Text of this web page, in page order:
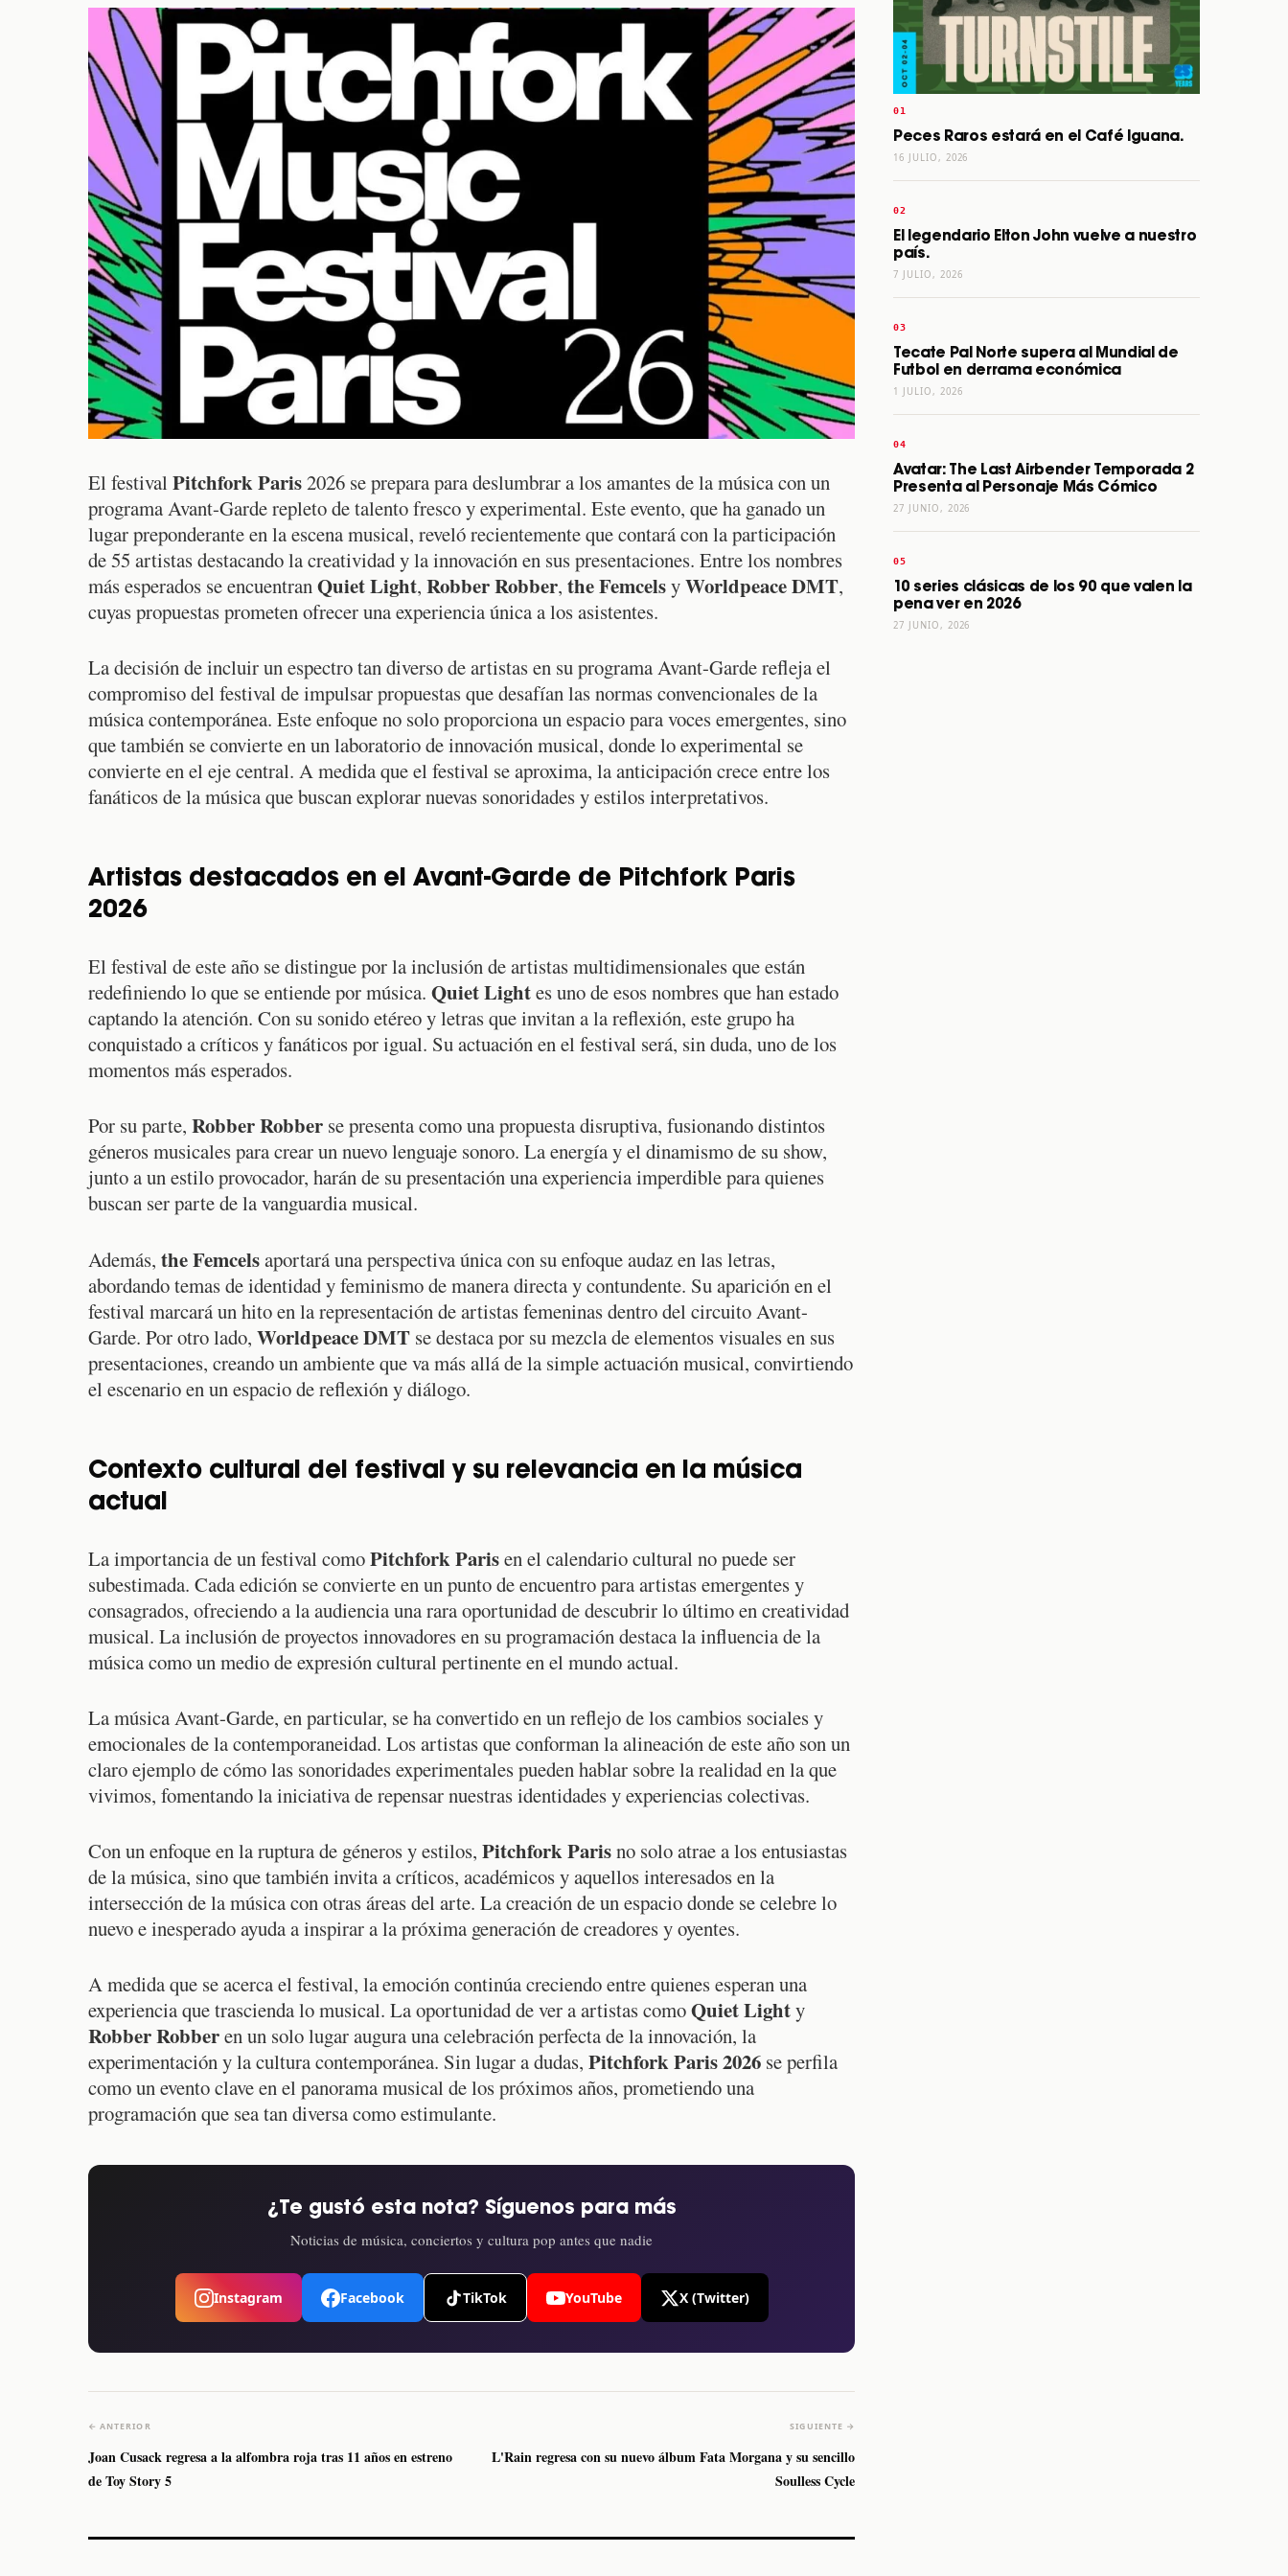
El festival Pitchfork Paris2026 se prepara para deslumbrar a los amantes de la música con un
programa Avant-Garde repleto de talento fresco y experimental. Este evento, que ha ganado un
lugar preponderante en la escena musical, reveló recientemente que contará con la participación
de 55 artistas destacando la creatividad y la innovación en sus presentaciones. Entre los nombres
más esperados se encuentranQuiet Light, Robber Robber, the FemcelsyWorldpeace DMT,
cuyas propuestas prometen ofrecer una experiencia única a los asistentes.
La decisión de incluir un espectro tan diverso de artistas en su programa Avant-Garde refleja el
compromiso del festival de impulsar propuestas que desafían las normas convencionales de la
música contemporánea. Este enfoque no solo proporciona un espacio para voces emergentes, sino
que también se convierte en un laboratorio de innovación musical, donde lo experimental se
convierte en el eje central. A medida que el festival se aproxima, la anticipación crece entre los
fanáticos de la música que buscan explorar nuevas sonoridades y estilos interpretativos.
Artistas destacados en el Avant-Garde de Pitchfork Paris
2026
El festival de este año se distingue por la inclusión de artistas multidimensionales que están
redefiniendo lo que se entiende por música. Quiet Lightes uno de esos nombres que han estado
captando la atención. Con su sonido etéreo y letras que invitan a la reflexión, este grupo ha
conquistado a críticos y fanáticos por igual. Su actuación en el festival será, sin duda, uno de los
momentos más esperados.
Por su parte, Robber Robber se presenta como una propuesta disruptiva, fusionando distintos
géneros musicales para crear un nuevo lenguaje sonoro. La energía y el dinamismo de su show,
junto a un estilo provocador, harán de su presentación una experiencia imperdible para quienes
buscan ser parte de la vanguardia musical.
Además, the Femcelsaportará una perspectiva única con su enfoque audaz en las letras,
abordando temas de identidad y feminismo de manera directa y contundente. Su aparición en el
festival marcará un hito en la representación de artistas femeninas dentro del circuito Avant-
Garde. Por otro lado, Worldpeace DMT se destaca por su mezcla de elementos visuales en sus
presentaciones, creando un ambiente que va más allá de la simple actuación musical, convirtiendo
el escenario en un espacio de reflexión y diálogo.
Contexto cultural del festival y su relevancia en la música
actual
La importancia de un festival comoPitchfork Parisen el calendario cultural no puede ser
subestimada. Cada edición se convierte en un punto de encuentro para artistas emergentes y
consagrados, ofreciendo a la audiencia una rara oportunidad de descubrir lo último en creatividad
musical. La inclusión de proyectos innovadores en su programación destaca la influencia de la
música como un medio de expresión cultural pertinente en el mundo actual.
La música Avant-Garde, en particular, se ha convertido en un reflejo de los cambios sociales y
emocionales de la contemporaneidad. Los artistas que conforman la alineación de este año son un
claro ejemplo de cómo las sonoridades experimentales pueden hablar sobre la realidad en la que
vivimos, fomentando la iniciativa de repensar nuestras identidades y experiencias colectivas.
Con un enfoque en la ruptura de géneros y estilos, Pitchfork Parisno solo atrae a los entusiastas
de la música, sino que también invita a críticos, académicos y aquellos interesados en la
intersección de la música con otras áreas del arte. La creación de un espacio donde se celebre lo
nuevo e inesperado ayuda a inspirar a la próxima generación de creadores y oyentes.
A medida que se acerca el festival, la emoción continúa creciendo entre quienes esperan una
experiencia que trascienda lo musical. La oportunidad de ver a artistas comoQuiet Lighty
Robber Robberen un solo lugar augura una celebración perfecta de la innovación, la
experimentación y la cultura contemporánea. Sin lugar a dudas, Pitchfork Paris 2026 se perfila
como un evento clave en el panorama musical de los próximos años, prometiendo una
programación que sea tan diversa como estimulante.
¿Te gustó esta nota? Síguenos para más
Noticias de música, conciertos y cultura pop antes que nadie
Instagram Facebook TikTok YouTube X (Twitter)
← ANTERIOR
Joan Cusack regresa a la alfombra roja tras 11 años en estreno
de Toy Story 5
SIGUIENTE →
L'Rain regresa con su nuevo álbum Fata Morgana y su sencillo
Soulless Cycle
Peces Raros estará en el Café Iguana.
16 JULIO, 2026
El legendario Elton John vuelve a nuestro
país.
7 JULIO, 2026
Tecate Pal Norte supera al Mundial de
Futbol en derrama económica
1 JULIO, 2026
Avatar: The Last Airbender Temporada 2
Presenta al Personaje Más Cómico
27 JUNIO, 2026
10 series clásicas de los 90 que valen la
pena ver en 2026
27 JUNIO, 2026